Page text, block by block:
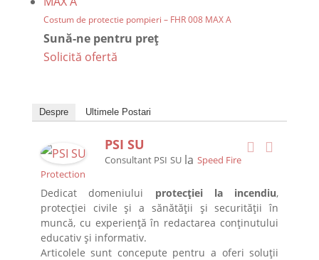
Costum de protectie pompieri – FHR 008 MAX A
Sună-ne pentru preț
Solicită ofertă
Despre Ultimele Postari
PSI SU
Consultant PSI SUla Speed Fire
Protection
Dedicat domeniului protecției la incendiu,
protecției civile și a sănătății și securității în
muncă, cu experiență în redactarea conținutului
educativ și informativ.
Articolele sunt concepute pentru a oferi soluții